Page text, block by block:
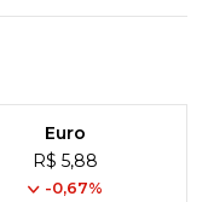
Euro
R$ 5,88
-0,67%